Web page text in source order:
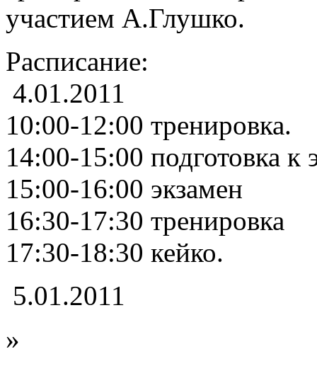
участием А.Глушко.
Расписание:
4.01.2011
10:00-12:00 тренировка.
14:00-15:00 подготовка к
15:00-16:00 экзамен
16:30-17:30 тренировка
17:30-18:30 кейко.
5.01.2011
»